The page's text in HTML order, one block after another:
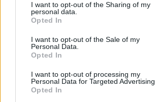
I want to opt-out of the Sharing of my
personal data.
Opted In
I want to opt-out of the Sale of my
Personal Data.
Opted In
I want to opt-out of processing my
Personal Data for Targeted Advertising.
Opted In